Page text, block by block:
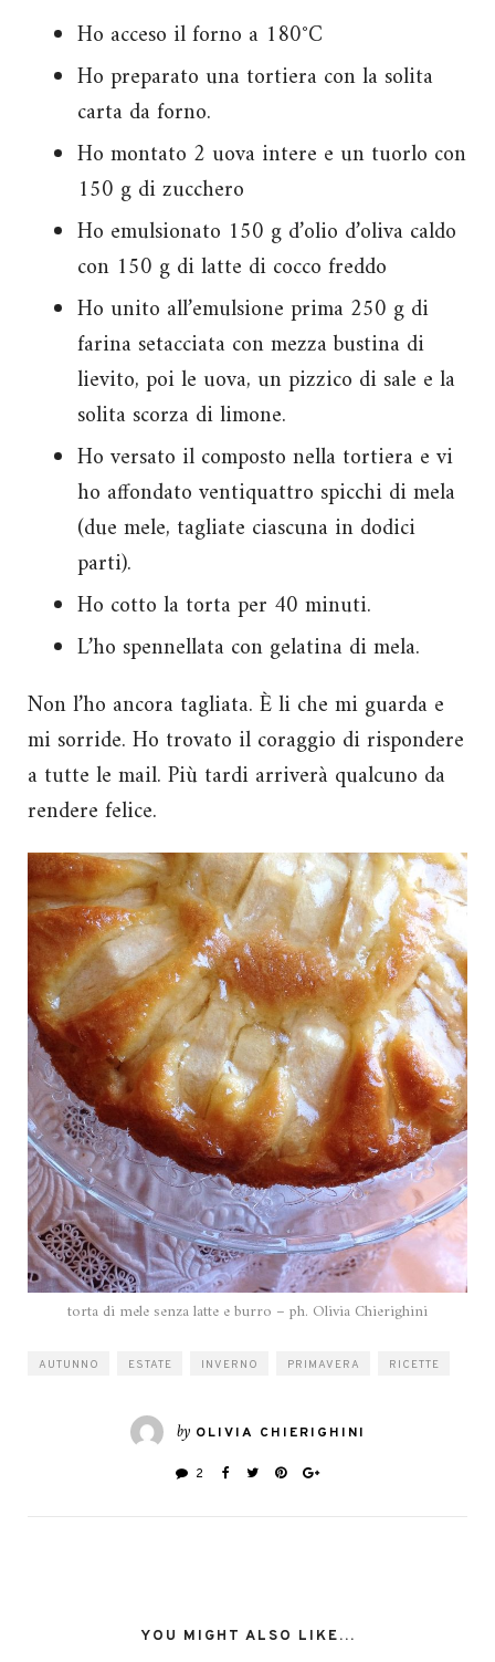
Ho acceso il forno a 180°C
Ho preparato una tortiera con la solita
carta da forno.
Ho montato 2 uova intere e un tuorlo con
150 g di zucchero
Ho emulsionato 150 g d’olio d’oliva caldo
con 150 g di latte di cocco freddo
Ho unito all’emulsione prima 250 g di
farina setacciata con mezza bustina di
lievito, poi le uova, un pizzico di sale e la
solita scorza di limone.
Ho versato il composto nella tortiera e vi
ho affondato ventiquattro spicchi di mela
(due mele, tagliate ciascuna in dodici
parti).
Ho cotto la torta per 40 minuti.
L’ho spennellata con gelatina di mela.
Non l’ho ancora tagliata. È li che mi guarda e
mi sorride. Ho trovato il coraggio di rispondere
a tutte le mail. Più tardi arriverà qualcuno da
rendere felice.
torta di mele senza latte e burro – ph. Olivia Chierighini
AUTUNNO ESTATE INVERNO PRIMAVERA RICETTE
by OLIVIA CHIERIGHINI
2
YOU MIGHT ALSO LIKE...